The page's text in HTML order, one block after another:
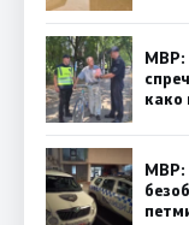
МВР:
како
МВР: